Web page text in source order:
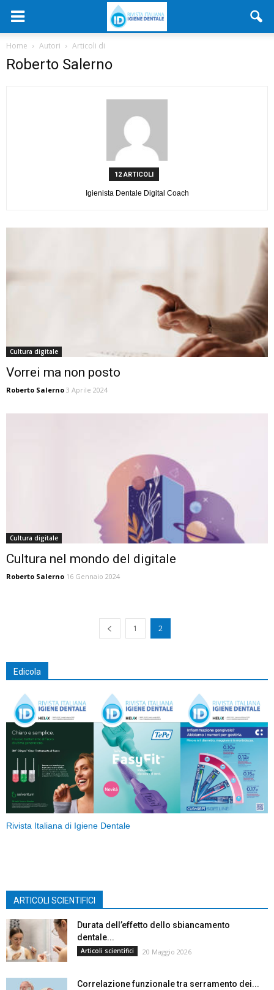
Home Autori Articoli di
Roberto Salerno
12 ARTICOLI
Igienista Dentale Digital Coach
Cultura digitale
Vorrei ma non posto
Roberto Salerno 3 Aprile 2024
Cultura digitale
Cultura nel mondo del digitale
Roberto Salerno 16 Gennaio 2024
1 2
Edicola
Rivista Italiana di Igiene Dentale
ARTICOLI SCIENTIFICI
Durata dell’effetto dello sbiancamento
dentale...
Articoli scientifici 20 Maggio 2026
Correlazione funzionale tra serramento dei...